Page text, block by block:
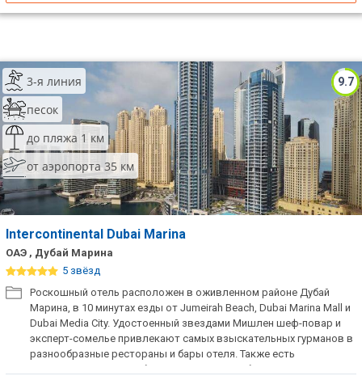
9.7
3-я линия
песок
до пляжа 1 км
от аэропорта 35 км
Intercontinental Dubai Marina
ОАЭ , Дубай Марина
5 звёзд
Роскошный отель расположен в оживленном районе Дубай
Марина, в 10 минутах езды от Jumeirah Beach, Dubai Marina Mall и
Dubai Media City. Удостоенный звездами Мишлен шеф-повар и
эксперт-сомелье привлекают самых взыскательных гурманов в
разнообразные рестораны и бары отеля. Также есть
оздоровительный клуб со спа и открытый бассейн.